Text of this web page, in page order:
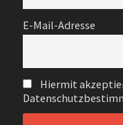
E-Mail-Adresse
Hiermit